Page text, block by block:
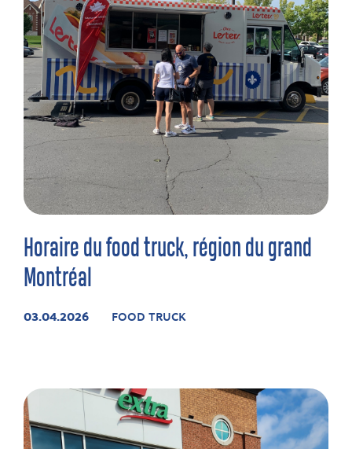
Horaire du food truck, région du grand
Montréal
03.04.2026 FOOD TRUCK